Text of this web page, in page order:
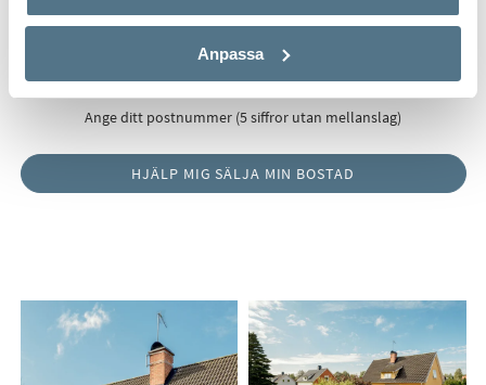
Anpassa
Postnummer*
Ange ditt postnummer (5 siffror utan mellanslag)